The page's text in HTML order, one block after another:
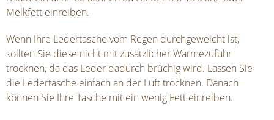
Melkfett einreiben.
Wenn Ihre Ledertasche vom Regen durchgeweicht ist,
sollten Sie diese nicht mit zusätzlicher Wärmezufuhr
trocknen, da das Leder dadurch brüchig wird. Lassen Sie
die Ledertasche einfach an der Luft trocknen. Danach
können Sie Ihre Tasche mit ein wenig Fett einreiben.